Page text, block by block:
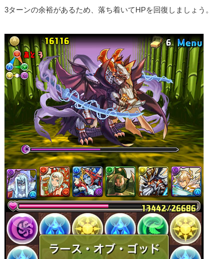
3ターンの余裕があるため、落ち着いてHPを回復しましょう。